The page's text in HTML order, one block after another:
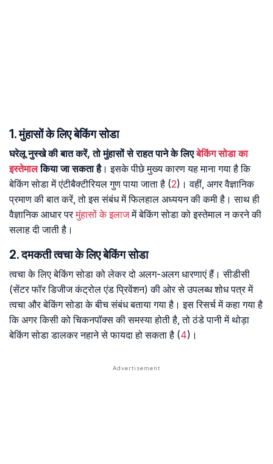
1. मुंहासों के लिए बेकिंग सोडा
घरेलू नुस्खे की बात करें, तो मुंहासों से राहत पाने के लिएबेकिंग सोडा का
इस्तेमालकिया जा सकता है। इसके पीछे मुख्य कारण यह माना गया है कि
बेकिंग सोडा में एंटीबैक्टीरियल गुण पाया जाता है (2)। वहीं, अगर वैज्ञानिक
प्रमाण की बात करें, तो इस संबंध में फिलहाल अध्ययन की कमी है। साथ ही
वैज्ञानिक आधार परमुंहासों के इलाजमें बेकिंग सोडा को इस्तेमाल न करने की
सलाह दी जाती है।
2. दमकती त्वचा के लिए बेकिंग सोडा
त्वचा के लिए बेकिंग सोडा को लेकर दो अलग-अलग धारणाएं हैं। सीडीसी
(सेंटर फॉर डिजीज कंट्रोल एंड प्रिवेंशन) की ओर से उपलब्ध शोध पत्र में
त्वचा और बेकिंग सोडा के बीच संबंध बताया गया है। इस रिसर्च में कहा गया है
कि अगर किसी को चिकनपॉक्स की समस्या होती है, तो ठंडे पानी में थोड़ा
बेकिंग सोडा डालकर नहाने से फायदा हो सकता है (4)।